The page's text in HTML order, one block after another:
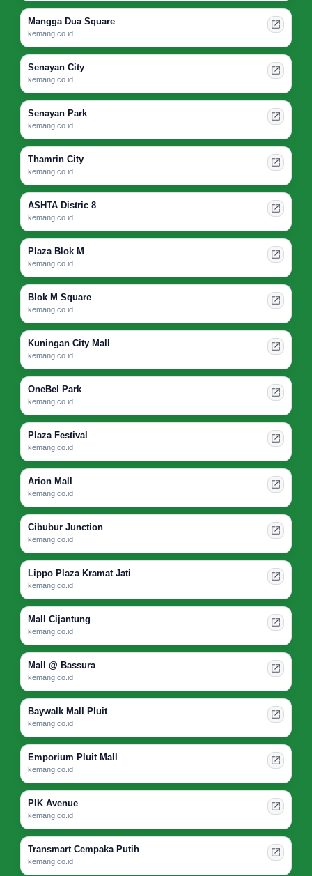
Mangga Dua Square
kemang.co.id
Senayan City
kemang.co.id
Senayan Park
kemang.co.id
Thamrin City
kemang.co.id
ASHTA Distric 8
kemang.co.id
Plaza Blok M
kemang.co.id
Blok M Square
kemang.co.id
Kuningan City Mall
kemang.co.id
OneBel Park
kemang.co.id
Plaza Festival
kemang.co.id
Arion Mall
kemang.co.id
Cibubur Junction
kemang.co.id
Lippo Plaza Kramat Jati
kemang.co.id
Mall Cijantung
kemang.co.id
Mall @ Bassura
kemang.co.id
Baywalk Mall Pluit
kemang.co.id
Emporium Pluit Mall
kemang.co.id
PIK Avenue
kemang.co.id
Transmart Cempaka Putih
kemang.co.id